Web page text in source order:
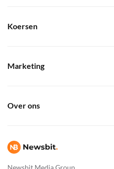
Newsbit Media Group
Koersen
Marketing
Over ons